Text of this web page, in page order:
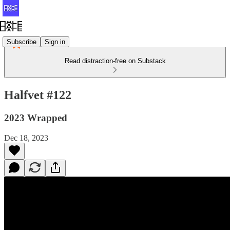
Subscribe Sign in
Read distraction-free on Substack
Halfvet #122
2023 Wrapped
Dec 18, 2023